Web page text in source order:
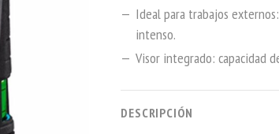
Ideal para trabajos
intenso.
Visor integrado: capacidad
DESCRIPCIÓN